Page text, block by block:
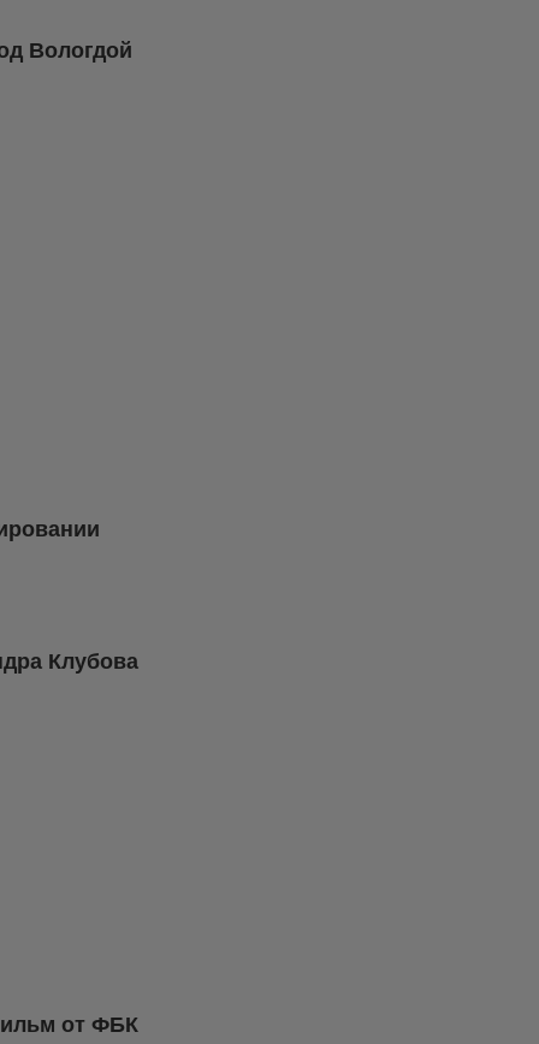
Вологдой
Клубова
от ФБК